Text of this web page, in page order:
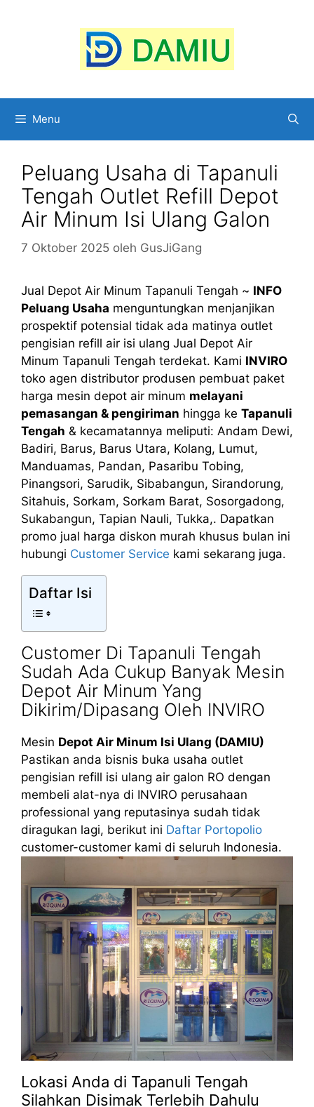
Menu
Peluang Usaha di Tapanuli
Tengah Outlet Refill Depot
Air Minum Isi Ulang Galon
7 Oktober 2025 oleh GusJiGang
Jual Depot Air Minum Tapanuli Tengah ~ INFO
Peluang Usaha menguntungkan menjanjikan
prospektif potensial tidak ada matinya outlet
pengisian refill air isi ulang Jual Depot Air
Minum Tapanuli Tengah terdekat. Kami INVIRO
toko agen distributor produsen pembuat paket
harga mesin depot air minum melayani
pemasangan & pengiriman hingga ke Tapanuli
Tengah & kecamatannya meliputi: Andam Dewi,
Badiri, Barus, Barus Utara, Kolang, Lumut,
Manduamas, Pandan, Pasaribu Tobing,
Pinangsori, Sarudik, Sibabangun, Sirandorung,
Sitahuis, Sorkam, Sorkam Barat, Sosorgadong,
Sukabangun, Tapian Nauli, Tukka,. Dapatkan
promo jual harga diskon murah khusus bulan ini
hubungi Customer Service kami sekarang juga.
Daftar Isi
Customer Di Tapanuli Tengah
Sudah Ada Cukup Banyak Mesin
Depot Air Minum Yang
Dikirim/Dipasang Oleh INVIRO
Mesin Depot Air Minum Isi Ulang (DAMIU)
Pastikan anda bisnis buka usaha outlet
pengisian refill isi ulang air galon RO dengan
membeli alat-nya di INVIRO perusahaan
professional yang reputasinya sudah tidak
diragukan lagi, berikut ini Daftar Portopolio
customer-customer kami di seluruh Indonesia.
Lokasi Anda di Tapanuli Tengah
Silahkan Disimak Terlebih Dahulu